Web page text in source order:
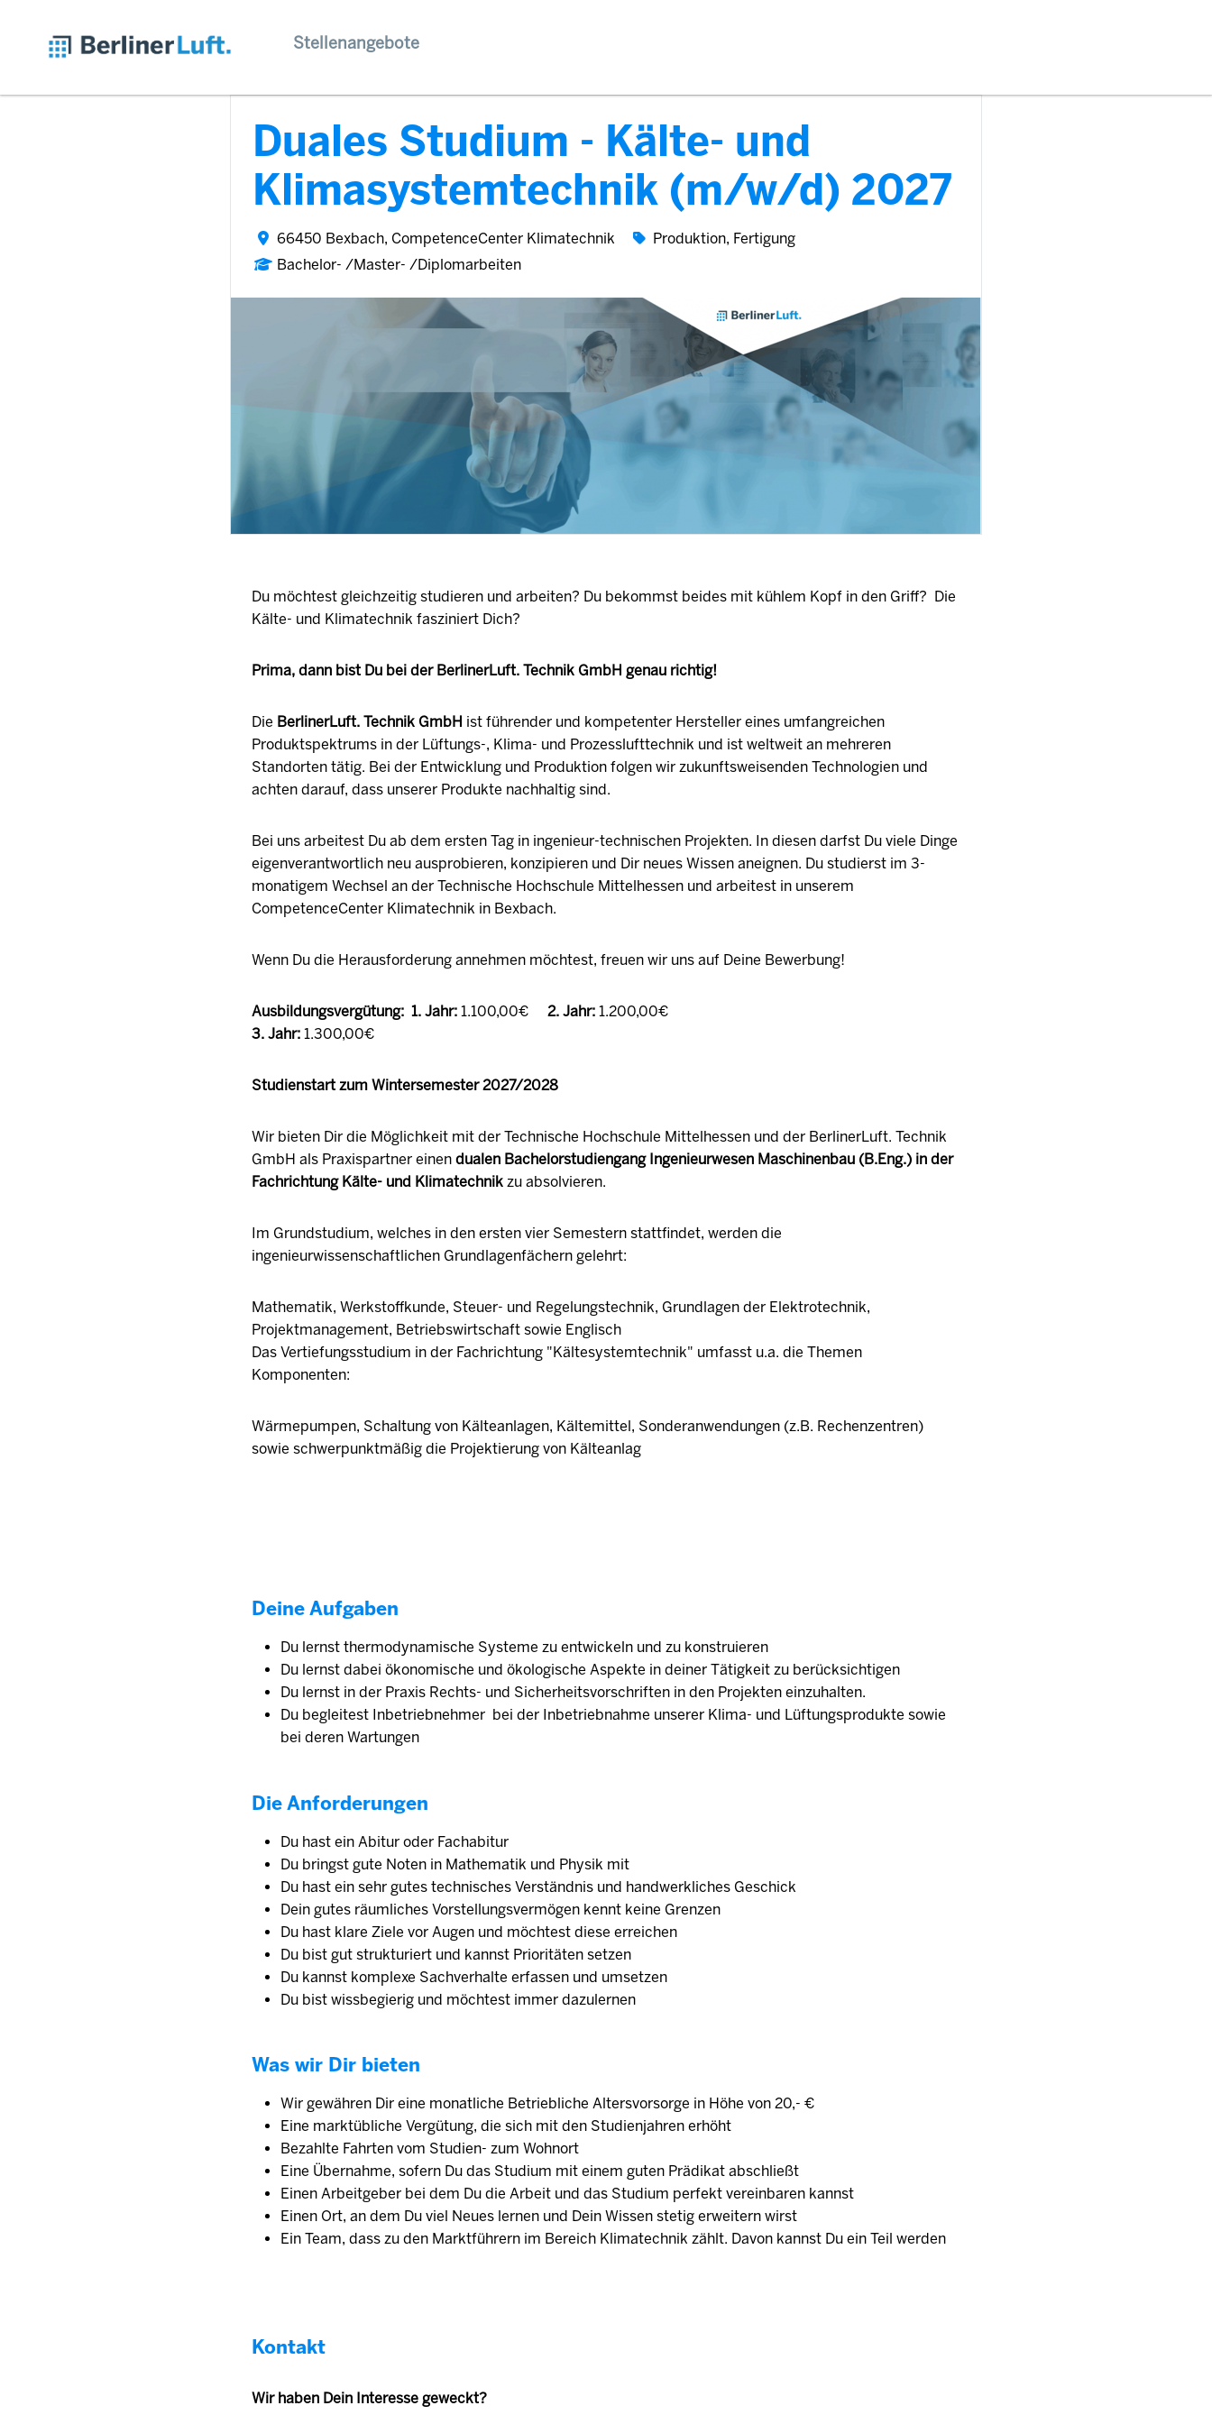
Stellenangebote
Duales Studium - Kälte- und
Klimasystemtechnik (m/w/d) 2027
66450 Bexbach, CompetenceCenter Klimatechnik
Bachelor- /Master- /Diplomarbeiten
Produktion, Fertigung
Du möchtest gleichzeitig studieren und arbeiten? Du bekommst beides mit kühlem Kopf in den Griff? Die
Kälte- und Klimatechnik fasziniert Dich?
Prima, dann bist Du bei der BerlinerLuft. Technik GmbH genau richtig!
Die BerlinerLuft. Technik GmbH ist führender und kompetenter Hersteller eines umfangreichen
Produktspektrums in der Lüftungs-, Klima- und Prozesslufttechnik und ist weltweit an mehreren
Standorten tätig. Bei der Entwicklung und Produktion folgen wir zukunftsweisenden Technologien und
achten darauf, dass unserer Produkte nachhaltig sind.
Bei uns arbeitest Du ab dem ersten Tag in ingenieur-technischen Projekten. In diesen darfst Du viele Dinge
eigenverantwortlich neu ausprobieren, konzipieren und Dir neues Wissen aneignen. Du studierst im 3-
monatigem Wechsel an der Technische Hochschule Mittelhessen und arbeitest in unserem
CompetenceCenter Klimatechnik in Bexbach.
Wenn Du die Herausforderung annehmen möchtest, freuen wir uns auf Deine Bewerbung!
Ausbildungsvergütung: 1. Jahr: 1.100,00€ 2. Jahr: 1.200,00€
3. Jahr: 1.300,00€
Studienstart zum Wintersemester 2027/2028
Wir bieten Dir die Möglichkeit mit der Technische Hochschule Mittelhessen und der BerlinerLuft. Technik
GmbH als Praxispartner einen dualen Bachelorstudiengang Ingenieurwesen Maschinenbau (B.Eng.) in der
Fachrichtung Kälte- und Klimatechnik zu absolvieren.
Im Grundstudium, welches in den ersten vier Semestern stattfindet, werden die
ingenieurwissenschaftlichen Grundlagenfächern gelehrt:
Mathematik, Werkstoffkunde, Steuer- und Regelungstechnik, Grundlagen der Elektrotechnik,
Projektmanagement, Betriebswirtschaft sowie Englisch
Das Vertiefungsstudium in der Fachrichtung "Kältesystemtechnik" umfasst u.a. die Themen
Komponenten:
Wärmepumpen, Schaltung von Kälteanlagen, Kältemittel, Sonderanwendungen (z.B. Rechenzentren)
sowie schwerpunktmäßig die Projektierung von Kälteanlag
Deine Aufgaben
Du lernst thermodynamische Systeme zu entwickeln und zu konstruieren
Du lernst dabei ökonomische und ökologische Aspekte in deiner Tätigkeit zu berücksichtigen
Du lernst in der Praxis Rechts- und Sicherheitsvorschriften in den Projekten einzuhalten.
Du begleitest Inbetriebnehmer bei der Inbetriebnahme unserer Klima- und Lüftungsprodukte sowie
bei deren Wartungen
Die Anforderungen
Du hast ein Abitur oder Fachabitur
Du bringst gute Noten in Mathematik und Physik mit
Du hast ein sehr gutes technisches Verständnis und handwerkliches Geschick
Dein gutes räumliches Vorstellungsvermögen kennt keine Grenzen
Du hast klare Ziele vor Augen und möchtest diese erreichen
Du bist gut strukturiert und kannst Prioritäten setzen
Du kannst komplexe Sachverhalte erfassen und umsetzen
Du bist wissbegierig und möchtest immer dazulernen
Was wir Dir bieten
Wir gewähren Dir eine monatliche Betriebliche Altersvorsorge in Höhe von 20,- €
Eine marktübliche Vergütung, die sich mit den Studienjahren erhöht
Bezahlte Fahrten vom Studien- zum Wohnort
Eine Übernahme, sofern Du das Studium mit einem guten Prädikat abschließt
Einen Arbeitgeber bei dem Du die Arbeit und das Studium perfekt vereinbaren kannst
Einen Ort, an dem Du viel Neues lernen und Dein Wissen stetig erweitern wirst
Ein Team, dass zu den Marktführern im Bereich Klimatechnik zählt. Davon kannst Du ein Teil werden
Kontakt
Wir haben Dein Interesse geweckt?